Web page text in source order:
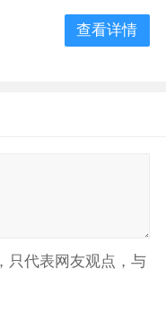
查看详情
只代表网友观点，与